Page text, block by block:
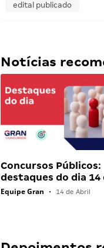
edital publicado
Notícias
Concursos Públicos:
destaques do dia 14
Equipe Gran • 14 de Abril